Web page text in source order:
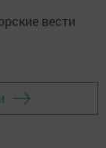
вести